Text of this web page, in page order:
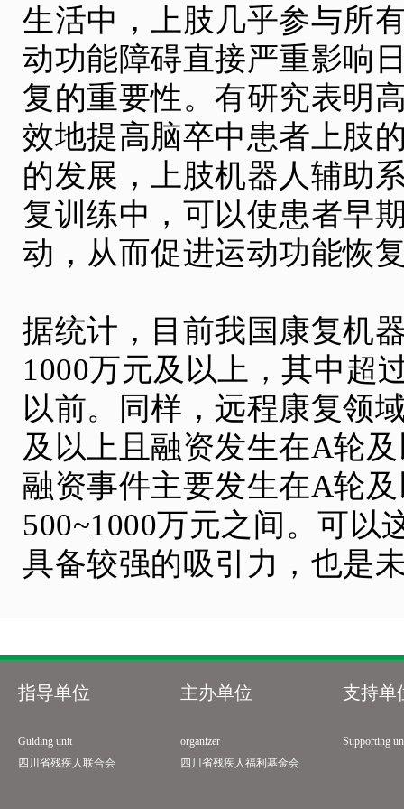
生活中，上肢几乎参与所
动功能障碍直接严重影响
复的重要性。有研究表明
效地提高脑卒中患者上肢
的发展，上肢机器人辅助
复训练中，可以使患者早
动，从而促进运动功能恢
据统计，目前我国康复机
1000万元及以上，其中超
以前。同样，远程康复领
及以上且融资发生在A轮
融资事件主要发生在A轮
500~1000万元之间。可以
具备较强的吸引力，也是
指导单位
Guiding unit
四川省残疾人联合会
主办单位
organizer
四川省残疾人福利基金会
支持单
Supporting